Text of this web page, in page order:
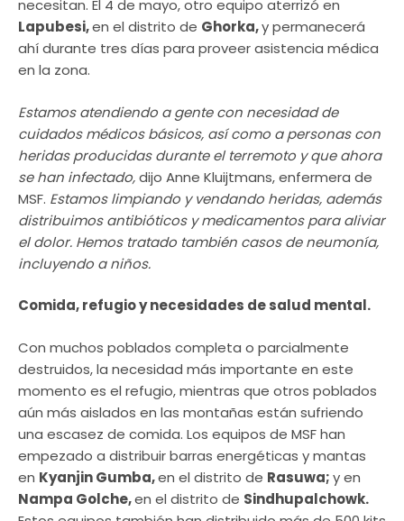
necesitan. El 4 de mayo, otro equipo aterrizó en
Lapubesi,en el distrito de Ghorka,y permanecerá
ahí durante tres días para proveer asistencia médica
en la zona.
Estamos atendiendo a gente con necesidad de
cuidados médicos básicos, así como a personas con
heridas producidas durante el terremoto y que ahora
se han infectado,dijo Anne Kluijtmans, enfermera de
MSF. Estamos limpiando y vendando heridas, además
distribuimos antibióticos y medicamentos para aliviar
el dolor. Hemos tratado también casos de neumonía,
incluyendo a niños.
Comida, refugio y necesidades de salud mental.
Con muchos poblados completa o parcialmente
destruidos, la necesidad más importante en este
momento es el refugio, mientras que otros poblados
aún más aislados en las montañas están sufriendo
una escasez de comida. Los equipos de MSF han
empezado a distribuir barras energéticas y mantas
en Kyanjin Gumba,en el distrito de Rasuwa;y en
Nampa Golche,en el distrito de Sindhupalchowk.